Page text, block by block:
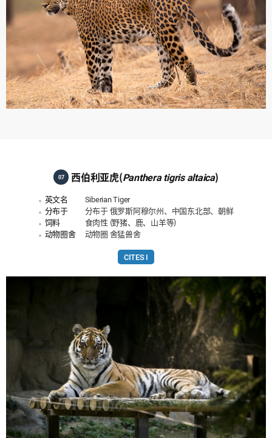
07 西伯利亚虎(Panthera tigris altaica)
英文名
Siberian Tiger
分布于
分布于 俄罗斯阿穆尔州、中国东北部、朝鲜
饲料
食肉性 (野猪、鹿、山羊等)
动物圈舍
动物圈 舍猛兽舍
CITES I